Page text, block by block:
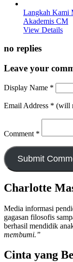
Langkah Kami
Akademis CM
View Details
no replies
Leave your
Display Name *
Email Address * (will
Comment *
Charlotte
Media informasi
gagasan filosofis
berhasil mendidik
membumi.”
Cinta yang